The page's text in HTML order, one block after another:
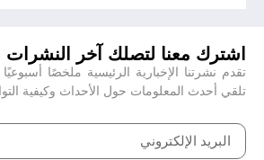
اشترك معنا لتصلك آخر النشرات
تقدم نشرتنا الإخبارية الرئيسية ملخصًا
تلقي أحدث المعلومات حول الأحداث وكيفية